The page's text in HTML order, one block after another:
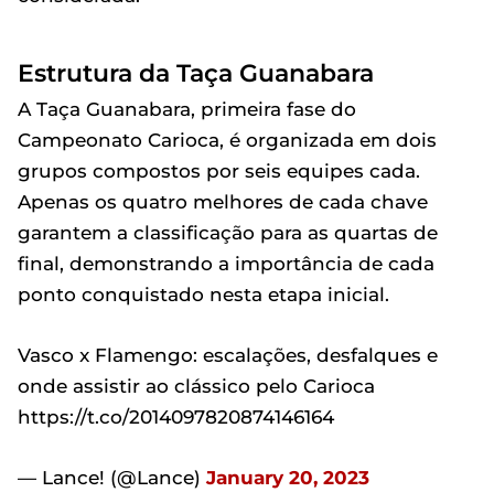
Estrutura da Taça Guanabara
A Taça Guanabara, primeira fase do
Campeonato Carioca, é organizada em dois
grupos compostos por seis equipes cada.
Apenas os quatro melhores de cada chave
garantem a classificação para as quartas de
final, demonstrando a importância de cada
ponto conquistado nesta etapa inicial.
Vasco x Flamengo: escalações, desfalques e
onde assistir ao clássico pelo Carioca
https://t.co/2014097820874146164
— Lance! (@Lance) January 20, 2023